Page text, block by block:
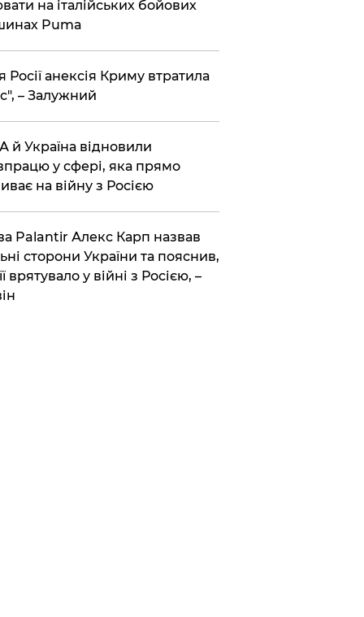
на італійських бойових
Puma
Росії анексія Криму втратила
– Залужний
й Україна відновили
у сфері, яка прямо
на війну з Росією
Palantir Алекс Карп назвав
сторони України та пояснив,
врятувало у війні з Росією, –